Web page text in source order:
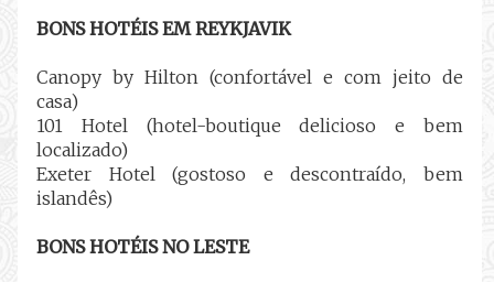
BONS HOTÉIS EM REYKJAVIK
Canopy by Hilton (confortável e com jeito de
casa)
101 Hotel (hotel-boutique delicioso e bem
localizado)
Exeter Hotel (gostoso e descontraído, bem
islandês)
BONS HOTÉIS NO LESTE